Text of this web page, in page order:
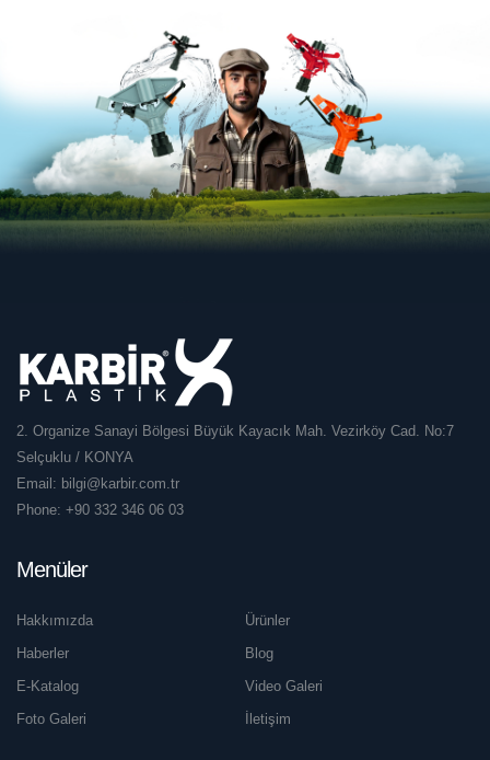
2. Organize Sanayi Bölgesi Büyük Kayacık Mah. Vezirköy Cad. No:7
Selçuklu / KONYA
Email: bilgi@karbir.com.tr
Phone: +90 332 346 06 03
Menüler
Hakkımızda
Ürünler
Haberler
Blog
E-Katalog
Video Galeri
Foto Galeri
İletişim